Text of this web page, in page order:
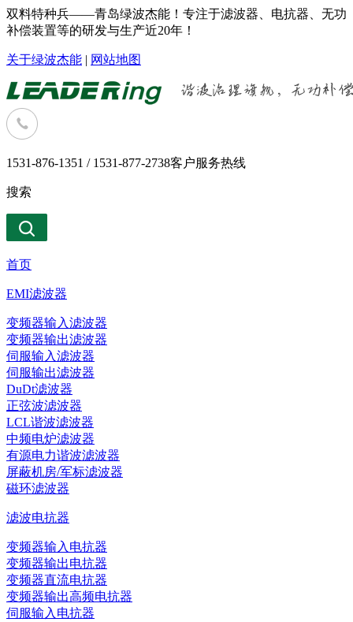
双料特种兵——青岛绿波杰能！专注于滤波器、电抗器、无功
补偿装置等的研发与生产近20年！
关于绿波杰能 | 网站地图
1531-876-1351 / 1531-877-2738客户服务热线
搜索
首页
EMI滤波器
变频器输入滤波器
变频器输出滤波器
伺服输入滤波器
伺服输出滤波器
DuDt滤波器
正弦波滤波器
LCL谐波滤波器
中频电炉滤波器
有源电力谐波滤波器
屏蔽机房/军标滤波器
磁环滤波器
滤波电抗器
变频器输入电抗器
变频器输出电抗器
变频器直流电抗器
变频器输出高频电抗器
伺服输入电抗器